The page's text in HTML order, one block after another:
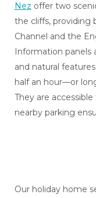
Nez offer two
the cliffs, providing
Channel and the
Information
and natural
half an hour—or
They are
nearby parking
Our holiday home